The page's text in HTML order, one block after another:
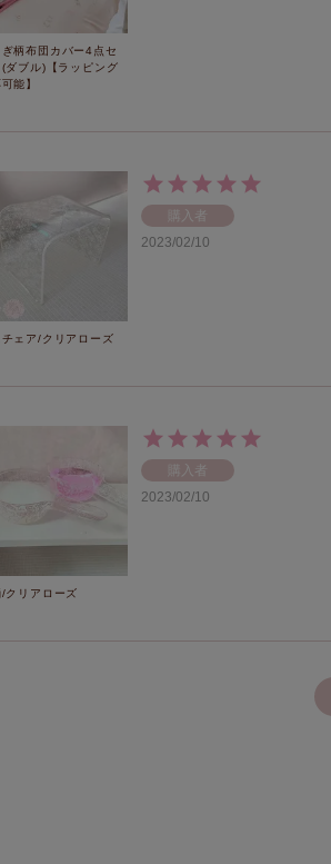
ぎ柄布団カバー4点セ
(ダブル)【ラッピング
能】
チェア/クリアローズ
購入者
2023/02/10
クリアローズ
購入者
2023/02/10